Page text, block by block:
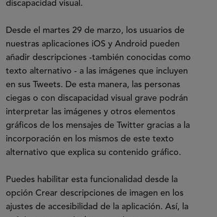
discapacidad visual.
Desde el martes 29 de marzo, los usuarios de
nuestras aplicaciones iOS y Android pueden
añadir descripciones -también conocidas como
texto alternativo - a las imágenes que incluyen
en sus Tweets. De esta manera, las personas
ciegas o con discapacidad visual grave podrán
interpretar las imágenes y otros elementos
gráficos de los mensajes de Twitter gracias a la
incorporación en los mismos de este texto
alternativo que explica su contenido gráfico.
Puedes habilitar esta funcionalidad desde la
opción Crear descripciones de imagen en los
ajustes de accesibilidad de la aplicación. Así, la